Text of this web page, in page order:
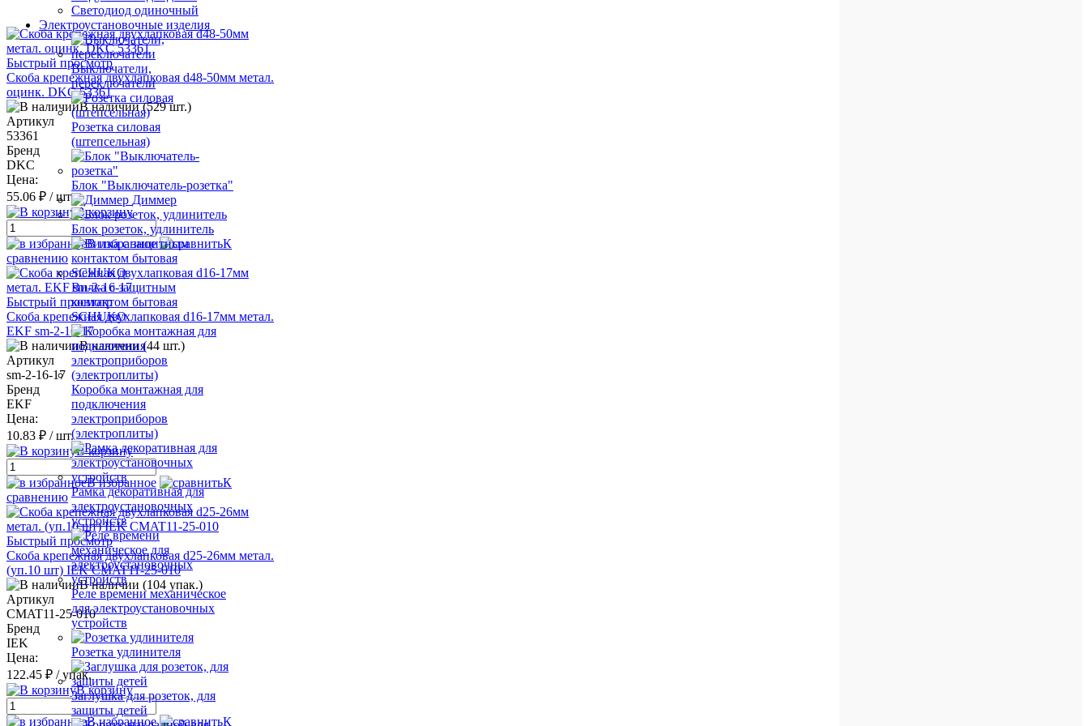
Светодиод одиночный
Электроустановочные изделия
Выключатели,
переключатели
Розетка силовая
(штепсельная)
Блок "Выключатель-розетка"
Диммер
Блок розеток, удлинитель
Вилка с защитным
контактом бытовая
SCHUKO
Коробка монтажная для
подключения
электроприборов
(электроплиты)
Рамка декоративная для
электроустановочных
устройств
Реле времени механическое
для электроустановочных
устройств
Розетка удлинителя
Заглушка для розеток, для
защиты детей
Быстрый просмотр
Скоба крепежная двухлапковая d48-50мм метал.
оцинк. DKC 53361
В наличии (529 шт.)
Артикул
53361
Бренд
DKC
Цена:
55.06 ₽ / шт.
В корзину
В избранное
К
сравнению
Быстрый просмотр
Скоба крепежная двухлапковая d16-17мм метал.
EKF sm-2-16-17
В наличии (44 шт.)
Артикул
sm-2-16-17
Бренд
EKF
Цена:
10.83 ₽ / шт.
В корзину
В избранное
К
сравнению
Быстрый просмотр
Скоба крепежная двухлапковая d25-26мм метал.
(уп.10 шт) IEK CMAT11-25-010
В наличии (104 упак.)
Артикул
CMAT11-25-010
Бренд
IEK
Цена:
122.45 ₽ / упак.
В корзину
В избранное К